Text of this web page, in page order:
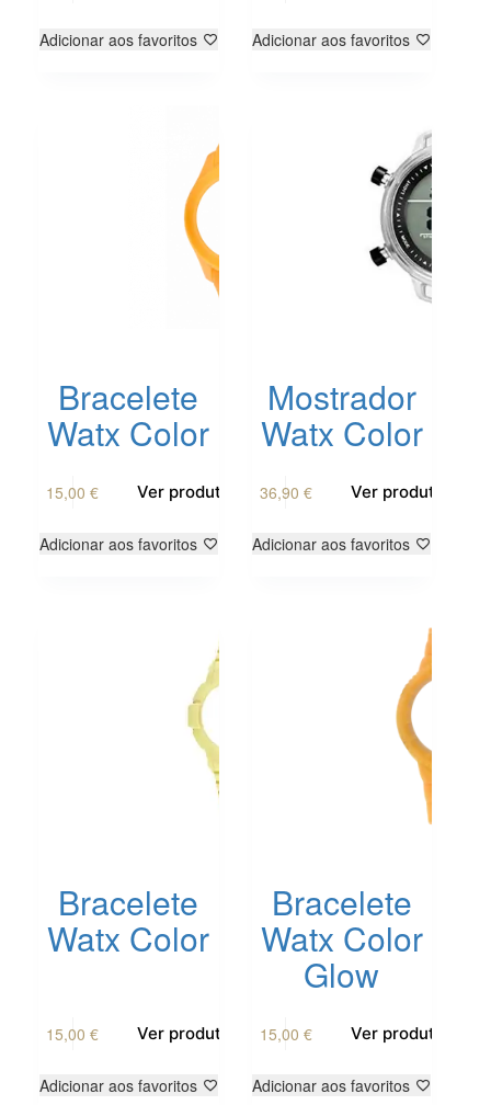
Adicionar aos favoritos Adicionar aos favoritos
Bracelete
Watx Color
15,00€ Ver produto
Adicionar aos favoritos
Mostrador
Watx Color
36,90 € Ver produto
Adicionar aos favoritos
Bracelete
Watx Color
15,00€ Ver produto
Adicionar aos favoritos
Bracelete
Watx Color
Glow
15,00 € Ver produto
Adicionar aos favoritos